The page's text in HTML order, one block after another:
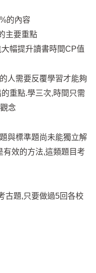
的內容
主要重點
幅提升讀書時間CP值
人需要反覆學習才能夠
重點.學三次,時間只需
念
與標準題尚未能獨立解
有效的方法,這類題目考
古題,只要做過5回各校